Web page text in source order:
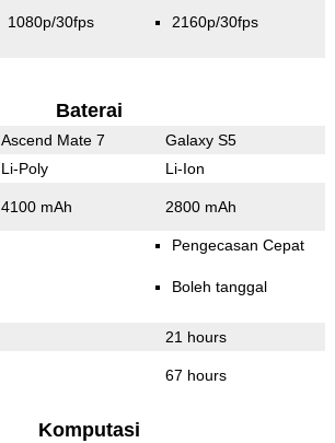
1080p/30fps 2160p/30fps
Baterai
Ascend Mate 7 Galaxy S5
Li-Poly Li-Ion
4100 mAh 2800 mAh
Pengecasan Cepat
Boleh tanggal
21 hours
67 hours
Komputasi